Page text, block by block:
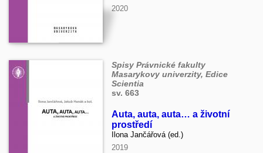
2020
Spisy Právnické fakulty
Masarykovy univerzity, Edice
Scientia
sv. 663
Auta, auta, auta… a životní
prostředí
Ilona Jančářová (ed.)
2019